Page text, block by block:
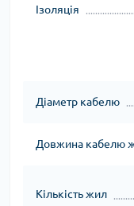
Ізоляція
Діаметр кабелю
Довжина кабелю
Кількість жил